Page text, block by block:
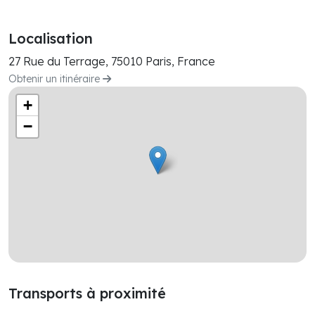
Localisation
27 Rue du Terrage, 75010 Paris, France
Obtenir un itinéraire
+
−
Transports à proximité